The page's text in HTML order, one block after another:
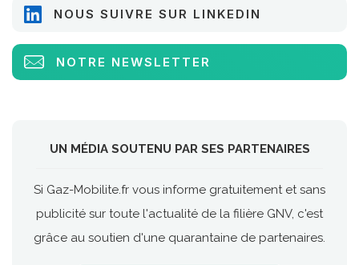
NOUS SUIVRE SUR LINKEDIN
NOTRE NEWSLETTER
UN MÉDIA SOUTENU PAR SES PARTENAIRES
Si Gaz-Mobilite.fr vous informe gratuitement et sans
publicité sur toute l'actualité de la filière GNV, c'est
grâce au soutien d'une quarantaine de partenaires.